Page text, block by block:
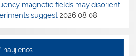
magnetic fields may disorient
suggest 2026 08 08
naujienos